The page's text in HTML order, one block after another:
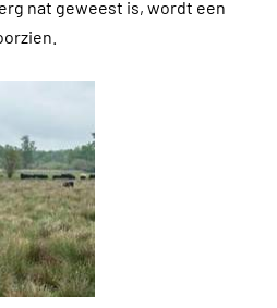
nat geweest is, wordt een